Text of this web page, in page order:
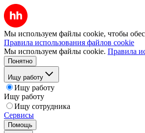
Мы используем файлы cookie, чтобы
Правила использования файлов cookie
Мы используем файлы cookie. Правила
Понятно
Ищу работу
Ищу работу
Ищу работу
Ищу сотрудника
Сервисы
Помощь